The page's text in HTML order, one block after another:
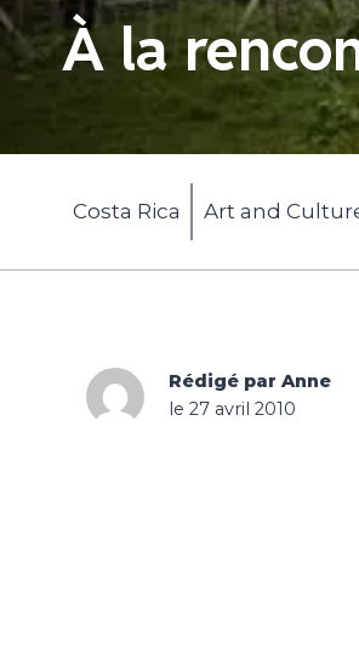
À la
Costa Rica Art and
Rédigé par Anne
le 27 avril 2010